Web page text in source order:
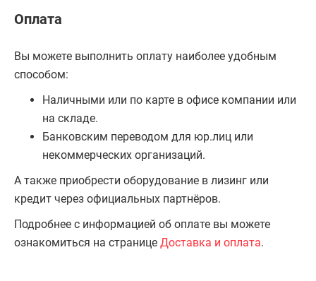
Оплата
Вы можете выполнить оплату наиболее удобным
способом:
Наличными или по карте в офисе компании или
на складе.
Банковским переводом для юр.лиц или
некоммерческих организаций.
А также приобрести оборудование в лизинг или
кредит через официальных партнёров.
Подробнее с информацией об оплате вы можете
ознакомиться на странице Доставка и оплата.